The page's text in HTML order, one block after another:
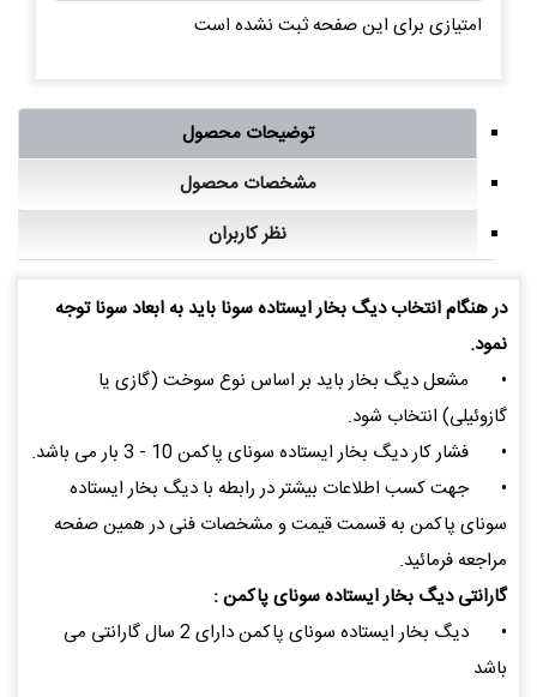
امتیازی برای این صفحه ثبت نشده است
توضیحات محصول
مشخصات محصول
نظر کاربران
در هنگام انتخاب دیگ بخار ایستاده سونا باید به ابعاد سونا توجه
نمود.
•
مشعل دیگ بخار باید بر اساس نوع سوخت (گازی یا
گازوئیلی) انتخاب شود.
•
فشار کار دیگ بخار ایستاده سونای پاکمن 10 - 3 بار می باشد.
•
جهت کسب اطلاعات بیشتر در رابطه با دیگ بخار ایستاده
سونای پاکمن به قسمت قیمت و مشخصات فنی در همین صفحه
مراجعه فرمائید.
گارانتی دیگ بخار ایستاده سونای پاکمن :
•
دیگ بخار ایستاده سونای پاکمن دارای 2 سال گارانتی می
باشد